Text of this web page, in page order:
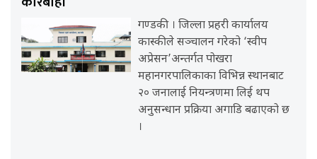
गण्डकी । जिल्ला प्रहरी कार्यालय
कास्कीले सञ्चालन गरेको ‘स्वीप
अप्रेसन’अन्तर्गत पोखरा
महानगरपालिकाका विभिन्न स्थानबाट
२० जनालाई नियन्त्रणमा लिई थप
अनुसन्धान प्रक्रिया अगाडि बढाएको छ
।